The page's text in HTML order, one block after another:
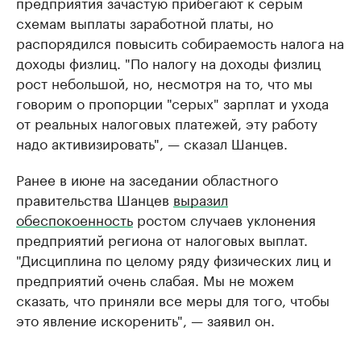
схемам выплаты заработной платы, но
распорядился повысить собираемость налога на
доходы физлиц. "По налогу на доходы физлиц
рост небольшой, но, несмотря на то, что мы
говорим о пропорции "серых" зарплат и ухода
от реальных налоговых платежей, эту работу
надо активизировать", — сказал Шанцев.
Ранее в июне на заседании областного
правительства Шанцев выразил
обеспокоенность ростом случаев уклонения
предприятий региона от налоговых выплат.
"Дисциплина по целому ряду физических лиц и
предприятий очень слабая. Мы не можем
сказать, что приняли все меры для того, чтобы
это явление искоренить", — заявил он.